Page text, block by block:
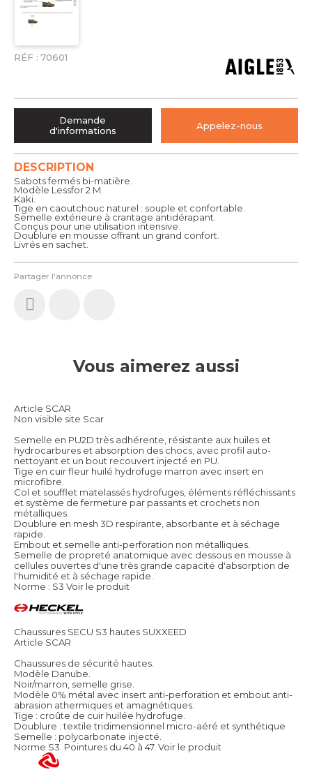
RÉF : 70601
Partager l'annonce
DESCRIPTION
Sabots fermés bi-matière.
Modèle Lessfor 2 M.
Kaki.
Tige en caoutchouc naturel : souple et confortable.
Semelle extérieure à crantage antidérapant.
Conçus pour une utilisation intensive.
Doublure en mousse offrant un grand confort.
Livrés en sachet.
Demande
d'informations
Appelez-nous
Vous aimerez aussi
Article SCAR
Non visible site Scar
Semelle en PU2D très adhérente, résistante aux huiles et
hydrocarbures et absorption des chocs, avec profil auto-
nettoyant et un bout recouvert injecté en PU.
Tige en cuir fleur huilé hydrofuge marron avec insert en
microfibre.
Col et soufflet matelassés hydrofuges, éléments réfléchissants
et système de fermeture par passants et crochets non
métalliques.
Doublure en mesh 3D respirante, absorbante et à séchage
rapide.
Embout et semelle anti-perforation non métalliques.
Semelle de propreté anatomique avec dessous en mousse à
cellules ouvertes d'une très grande capacité d'absorption de
l'humidité et à séchage rapide.
Norme : S3 Voir le produit
Chaussures SECU S3 hautes SUXXEED
Article SCAR
Chaussures de sécurité hautes.
Modèle Danube.
Noir/marron, semelle grise.
Modèle 0% métal avec insert anti-perforation et embout anti-
abrasion athermiques et amagnétiques.
Tige : croûte de cuir huilée hydrofuge.
Doublure : textile tridimensionnel micro-aéré et synthétique
Semelle : polycarbonate injecté.
Norme S3. Pointures du 40 à 47. Voir le produit